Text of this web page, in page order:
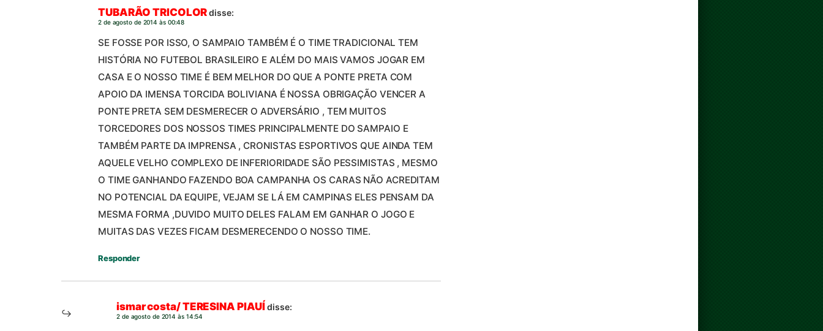
TUBARÃO TRICOLORdisse:
2 de agosto de 2014 às 00:48
SE FOSSE POR ISSO, O SAMPAIO TAMBÉM É O TIME TRADICIONAL TEM
HISTÓRIA NO FUTEBOL BRASILEIRO E ALÉM DO MAIS VAMOS JOGAR EM
CASA E O NOSSO TIME É BEM MELHOR DO QUE A PONTE PRETA COM
APOIO DA IMENSA TORCIDA BOLIVIANA É NOSSA OBRIGAÇÃO VENCER A
PONTE PRETA SEM DESMERECER O ADVERSÁRIO , TEM MUITOS
TORCEDORES DOS NOSSOS TIMES PRINCIPALMENTE DO SAMPAIO E
TAMBÉM PARTE DA IMPRENSA , CRONISTAS ESPORTIVOS QUE AINDA TEM
AQUELE VELHO COMPLEXO DE INFERIORIDADE SÃO PESSIMISTAS , MESMO
O TIME GANHANDO FAZENDO BOA CAMPANHA OS CARAS NÃO ACREDITAM
NO POTENCIAL DA EQUIPE, VEJAM SE LÁ EM CAMPINAS ELES PENSAM DA
MESMA FORMA ,DUVIDO MUITO DELES FALAM EM GANHAR O JOGO E
MUITAS DAS VEZES FICAM DESMERECENDO O NOSSO TIME.
Responder
ismar costa/ TERESINA PIAUÍdisse:
2 de agosto de 2014 às 14:54